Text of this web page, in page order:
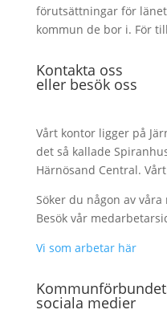
förutsättningar för
kommun de bor i. För
Kontakta oss
eller besök oss
Vårt kontor ligger på
det så kallade
Härnösand Central.
Söker du någon av
Besök vår
Vi som arbetar här
sociala medier